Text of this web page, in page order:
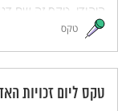
היהודי. טקס זה שם
לאחר שהילדים למדו
טקס
טקס ליום זכויות